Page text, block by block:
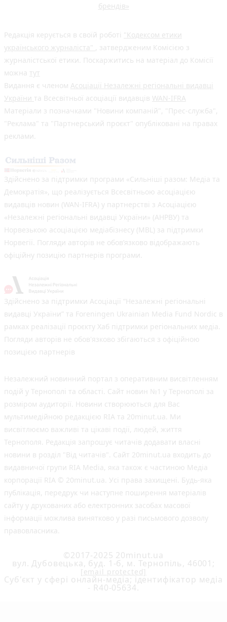
брендів»
Редакція керується в своїй роботі "Кодексом етики
українського журналіста"
, затвердженим Комісією з
журналістської етики. Поскаржитись на матеріал до Комісії
можна тут
Видання є членом Асоціації Незалежні регіональні видавці
України та Всесвітньої асоціації видавців WAN-IFRA
Матеріали з позначками "Новини компаній", "Прес-служба",
"Реклама" та "Партнерський проєкт" опубліковані на правах
реклами.
Здійснено за підтримки програми «Сильніші разом: Медіа та
Демократія», що реалізується Всесвітньою асоціацією
видавців новин (WAN-IFRA) у партнерстві з Асоціацією
«Незалежні регіональні видавці України» (АНРВУ) та
Норвезькою асоціацією медіабізнесу (MBL) за підтримки
Норвегії. Погляди авторів не обов’язково відображають
офіційну позицію партнерів програми.
Здійснено за підтримки Асоціації “Незалежні регіональні
видавці України” та Foreningen Ukrainian Media Fund Nordic в
рамках реалізації проєкту Хаб підтримки регіональних медіа.
Погляди авторів не обов'язково збігаються з офіційною
позицією партнерів
Незалежний новинний портал з оперативним висвітленням
подій у Тернополі та області. Сайт новин №1 у Тернополі за
розміром аудиторії. Новини створюються для Вас
мультимедійною редакцією RIA та 20minut.ua. Ми
висвітлюємо важливі та цікаві події, людей, життя
Тернополя. Редакція запрошує читачів додавати власні
новини в розділ "Від читачів". Сайт 20minut.ua входить до
видавничої групи RIA Media, яка також є частиною Медіа
корпорації RIA © 20minut.ua. Усі права захищені. Будь-яка
публiкацiя, передрук чи наступне поширення матеріалів
сайту у друкованих або електронних засобах масової
інформації можлива винятково у разі письмового дозволу
правовласника.
©2017-2025 20minut.ua
вул. Дубовецька, буд. 1-б, м. Тернопіль, 46001;
[email protected]
Cуб'єкт у сфері онлайн-медіа; ідентифікатор медіа
- R40-05634.